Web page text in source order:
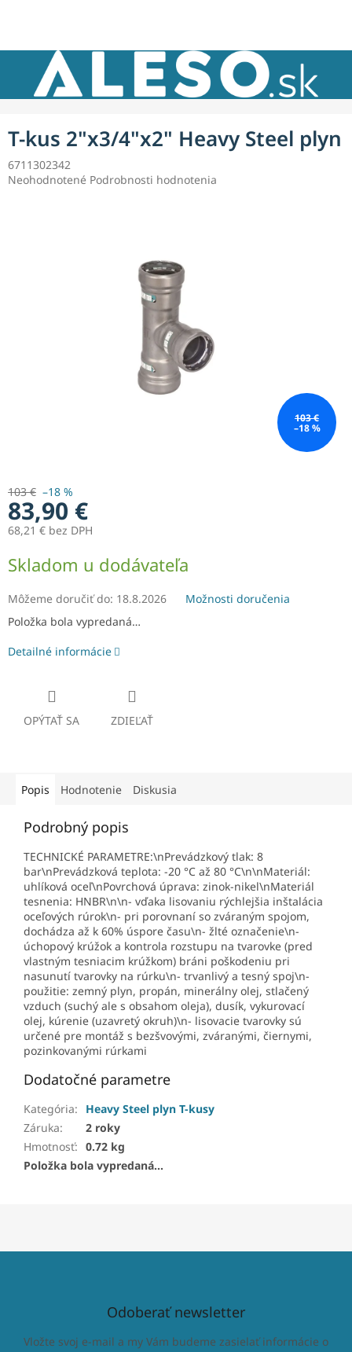
T-kus 2"x3/4"x2" Heavy Steel plyn
6711302342
Priemerné
Neohodnotené Podrobnosti hodnotenia
103 €
–18 %
103 € –18 %
83,90 €
68,21 € bez DPH
cena:
Skladom u dodávateľa
Môžeme doručiť do: 18.8.2026
Možnosti doručenia
Položka bola vypredaná…
Detailné informácie
OPÝTAŤ SA ZDIEĽAŤ
Popis Hodnotenie Diskusia
Podrobný popis
TECHNICKÉ PARAMETRE:\nPrevádzkový tlak: 8
bar\nPrevádzková teplota: -20 °C až 80 °C\n\nMateriál:
uhlíková oceľ\nPovrchová úprava: zinok-nikel\nMateriál
tesnenia: HNBR\n\n- vďaka lisovaniu rýchlejšia inštalácia
oceľových rúrok\n- pri porovnaní so zváraným spojom,
dochádza až k 60% úspore času\n- žlté označenie\n-
úchopový krúžok a kontrola rozstupu na tvarovke (pred
vlastným tesniacim krúžkom) bráni poškodeniu pri
nasunutí tvarovky na rúrku\n- trvanlivý a tesný spoj\n-
použitie: zemný plyn, propán, minerálny olej, stlačený
vzduch (suchý ale s obsahom oleja), dusík, vykurovací
olej, kúrenie (uzavretý okruh)\n- lisovacie tvarovky sú
určené pre montáž s bezšvovými, zváranými, čiernymi,
pozinkovanými rúrkami
Dodatočné parametre
Kategória:
Heavy Steel plyn T-kusy
Záruka:
2 roky
Hmotnosť: 0.72 kg
Položka bola vypredaná…
Odoberať newsletter
Vložte svoj e-mail a my Vám budeme zasielať informácie o